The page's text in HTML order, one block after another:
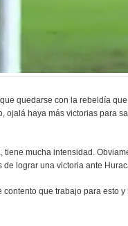
quedarse con la rebeldía
ojalá haya más victorias para
mucha intensidad.
lograr una victoria ante
que trabajo para esto